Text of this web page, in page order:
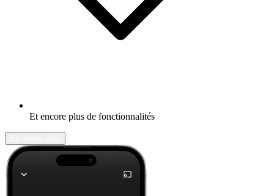
Et encore plus de fonctionnalités